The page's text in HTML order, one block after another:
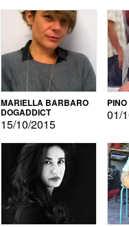
MARIELLA BARBARO
DOGADDICT
15/10/2015
01/